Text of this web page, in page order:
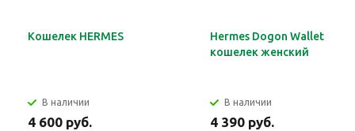
Кошелек HERMES
В наличии
4 600 руб.
Hermes Dogon Wallet
кошелек женский
В наличии
4 390 руб.